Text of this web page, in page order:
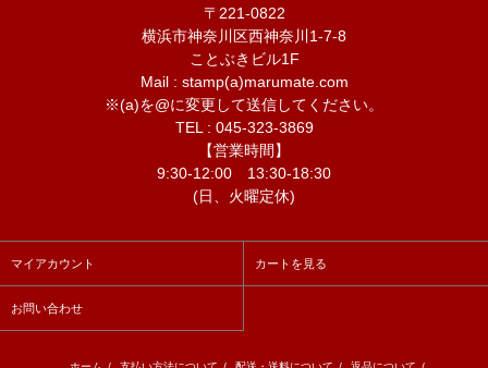
〒221-0822
横浜市神奈川区西神奈川1-7-8
ことぶきビル1F
Mail : stamp(a)marumate.com
※(a)を@に変更して送信してください。
TEL : 045-323-3869
【営業時間】
9:30-12:00 13:30-18:30
(日、火曜定休)
マイアカウント カートを見る
お問い合わせ